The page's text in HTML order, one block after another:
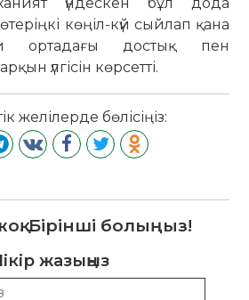
көңіл-күй сыйлап қана
ортадағы достық пен
үлгісін көрсетті.
желілерде бөлісіңіз:
Бірінші болыңыз!
жазыңыз